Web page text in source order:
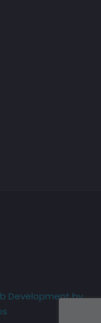
Development by